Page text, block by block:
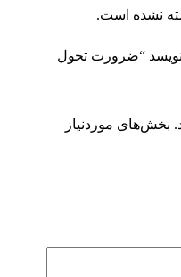
نشده است.
نویسد “ضرورت تحول
بخش‌های موردنیاز